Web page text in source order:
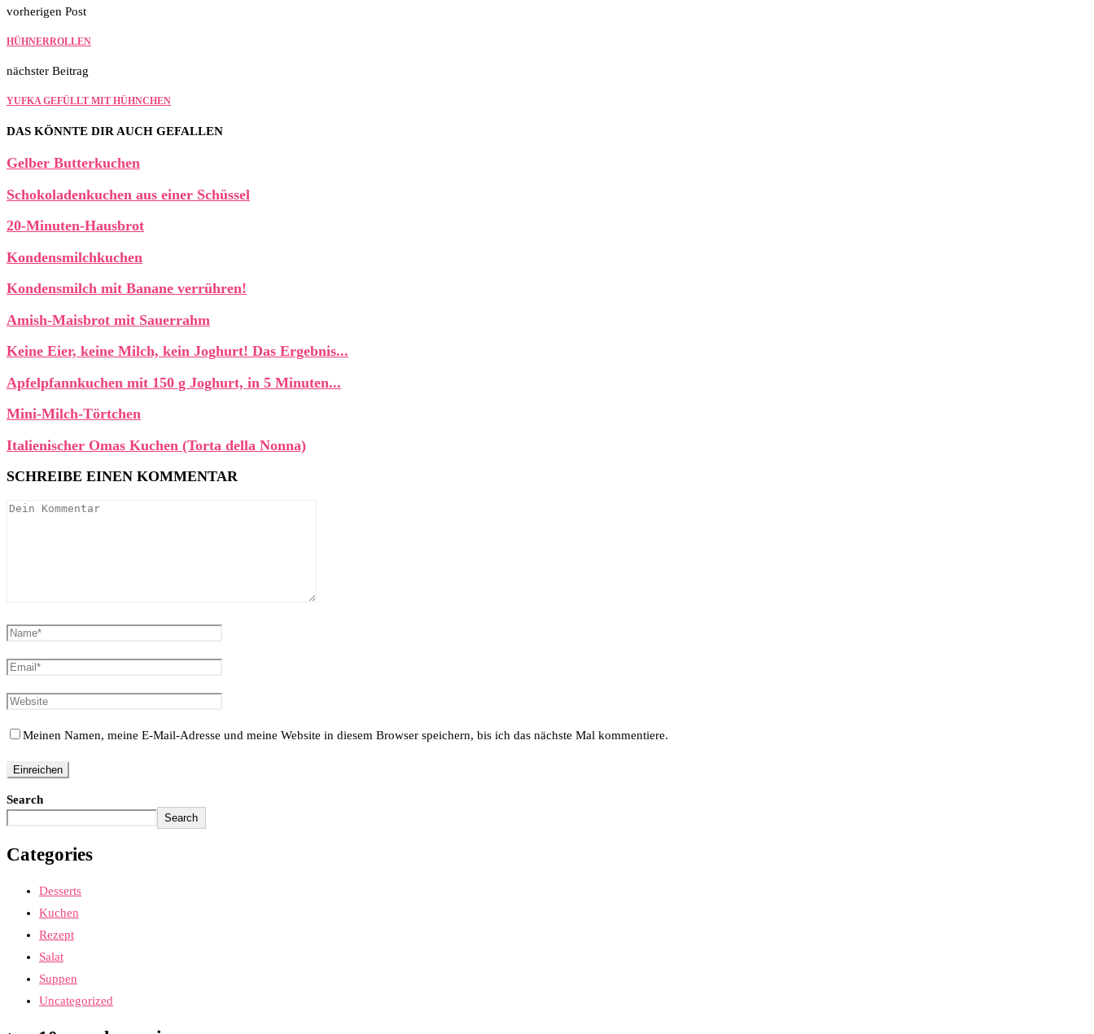
vorherigen Post
HÜHNERROLLEN
nächster Beitrag
YUFKA GEFÜLLT MIT HÜHNCHEN
DAS KÖNNTE DIR AUCH GEFALLEN
Gelber Butterkuchen
Schokoladenkuchen aus einer Schüssel
20-Minuten-Hausbrot
Kondensmilchkuchen
Kondensmilch mit Banane verrühren!
Amish-Maisbrot mit Sauerrahm
Keine Eier, keine Milch, kein Joghurt! Das Ergebnis...
Apfelpfannkuchen mit 150 g Joghurt, in 5 Minuten...
Mini-Milch-Törtchen
Italienischer Omas Kuchen (Torta della Nonna)
SCHREIBE EINEN KOMMENTAR
Meinen Namen, meine E-Mail-Adresse und meine Website in diesem Browser speichern, bis ich das nächste Mal kommentiere.
Search
Search
Categories
Desserts
Kuchen
Rezept
Salat
Suppen
Uncategorized